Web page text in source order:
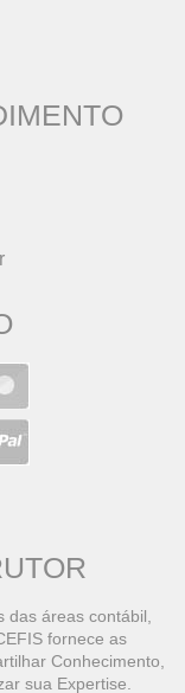
das áreas contábil,
fornece as
Conhecimento,
sua Expertise.